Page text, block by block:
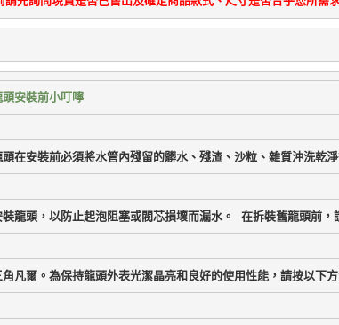
頭安裝前小叮嚀
頭在安裝前必須將水管內殘留的髒水、殘渣、沙粒、雜質沖洗乾淨
裝龍頭，以防止起泡阻塞或閥芯損壞而漏水。 在拆裝舊龍頭前，
角凡爾。為保持龍頭外表光潔晶亮和良好的使用性能，請按以下